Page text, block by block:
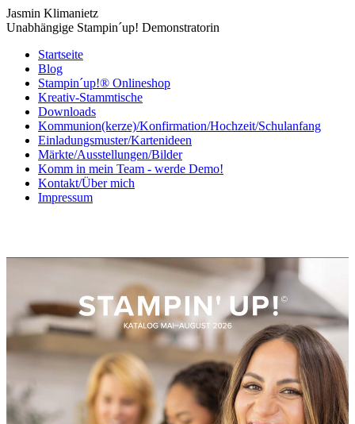
Jasmin Klimanietz
Unabhängige Stampin´up! Demonstratorin
Startseite
Blog
Stampin´up!® Onlineshop
Kreativ-Stammtische
Downloads
Kommunion(kerze)/Konfirmation/Hochzeit/Schulanfang
Einladungsmuster/Kartenideen
Märkte/Ausstellungen/Bilder
Komm in mein Team - werde Demo!
Kontakt/Über mich
Impressum